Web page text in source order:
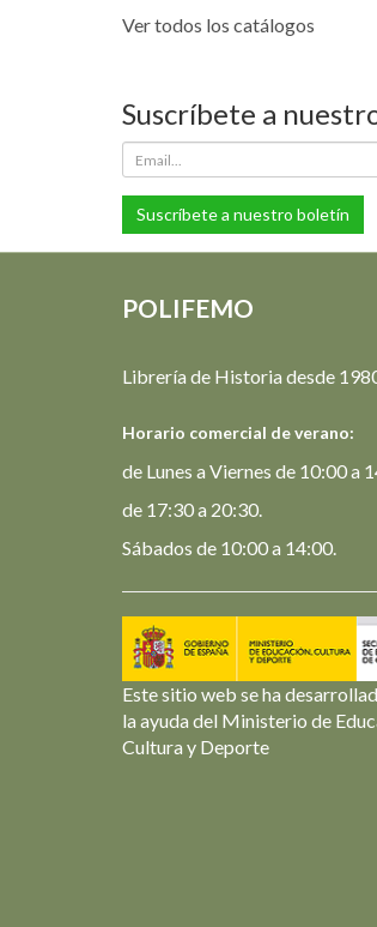
Ver todos los catálogos
Suscríbete a
Suscríbete a nuestro boletín
POLIFEMO
Librería de Historia desde
Horario comercial de verano:
de Lunes a Viernes de 10:00 a
de 17:30 a 20:30.
Sábados de 10:00 a 14:00.
Este sitio web se ha
la ayuda del Ministerio de
Cultura y Deporte